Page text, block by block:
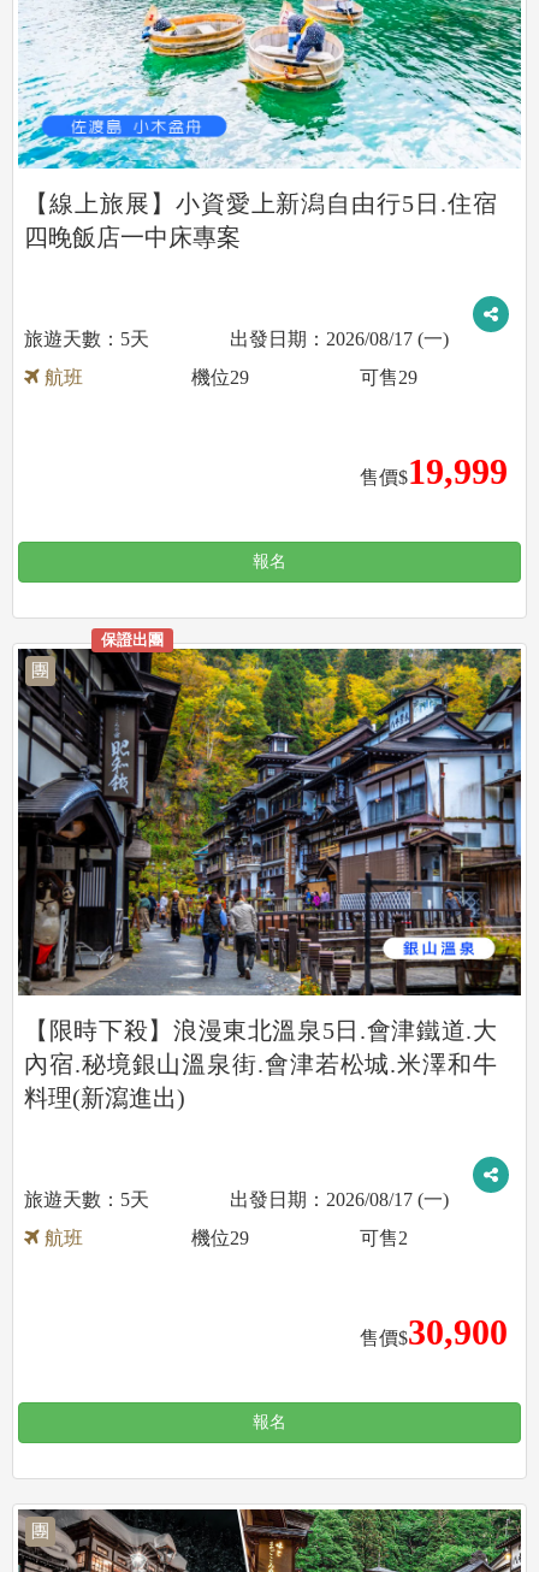
【線上旅展】小資愛上新潟自由行5日.住宿
四晚飯店一中床專案
5天
2026/08/17 (一)
航班
售價$19,999
機位29 可售29
報名
團
【限時下殺】浪漫東北溫泉5日.會津鐵道.大
內宿.秘境銀山溫泉街.會津若松城.米澤和牛
料理(新瀉進出)
保證出團
5天
2026/08/17 (一)
航班
售價$30,900
機位29 可售2
報名
團